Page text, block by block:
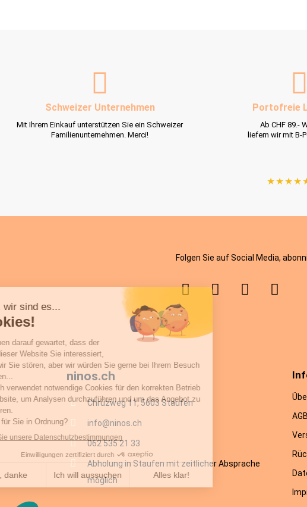
Schweizer Unternehmen
Mit Ihrem Einkauf unterstützen Sie ein Schweizer
Familienunternehmen. Merci!
Portofreie
Ab CHF 89.-
liefern wir mit B-
Folgen Sie auf Social Media,
ninos.ch
Chrüzweg 11, 5603 Staufen
info@ninos.ch
062 535 21 33
Abholung in Staufen mit zeitlicher Absprache
möglich
AGB